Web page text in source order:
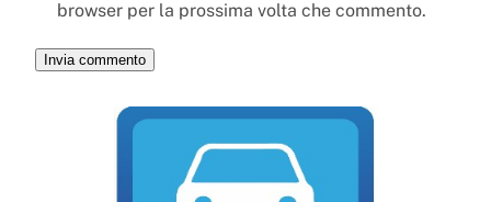
browser per la prossima volta che commento.